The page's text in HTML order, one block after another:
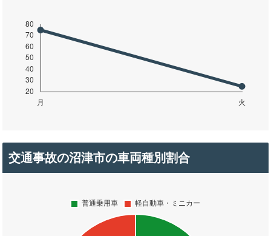
交通事故の沼津市の車両種別割合